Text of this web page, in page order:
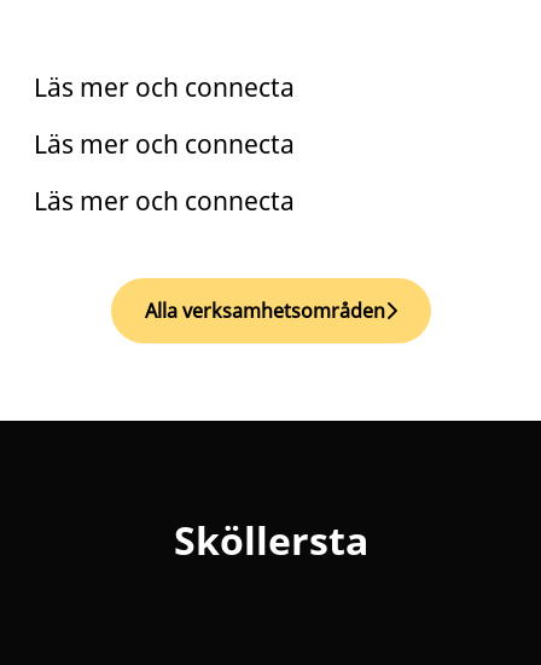
Läs mer och connecta
Läs mer och connecta
Läs mer och connecta
Alla verksamhetsområden
Sköllersta